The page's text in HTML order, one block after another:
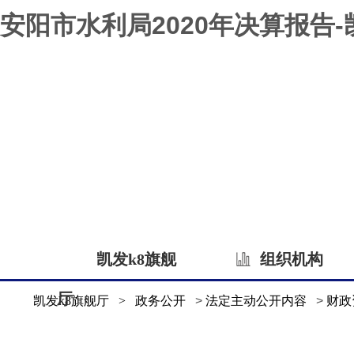
安阳市水利局2020年决算报告-
凯发k8旗舰
厅
组织机构
凯发k8旗舰厅 > 政务公开 > 法定主动公开内容 > 财